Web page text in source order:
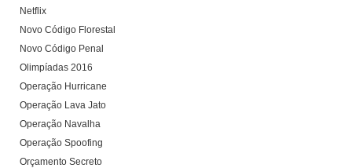
Netflix
Novo Código Florestal
Novo Código Penal
Olimpíadas 2016
Operação Hurricane
Operação Lava Jato
Operação Navalha
Operação Spoofing
Orçamento Secreto